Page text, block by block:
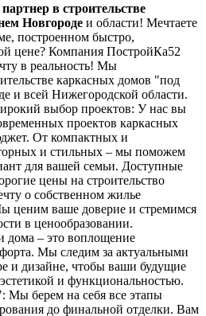
в строительстве
Новгороде и области! Мечтаете
построенном быстро,
цене? Компания ПостройКа52
в реальность! Мы
каркасных домов "под
и всей Нижегородской области.
выбор проектов: У нас вы
проектов каркасных
От компактных и
и стильных – мы поможем
для вашей семьи. Доступные
цены на строительство
о собственном жилье
ценим ваше доверие и стремимся
в ценообразовании.
– это воплощение
Мы следим за актуальными
и дизайне, чтобы ваши будущие
и функциональностью.
Мы берем на себя все этапы
до финальной отделки. Вам